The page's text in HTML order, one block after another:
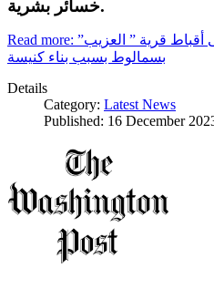
خسائر بشرية.
Read more: اعتداءات على أقباط قرية ” العزيب”
بسمالوط بسبب بناء كنيسة
Details
Category: Latest News
Published: 16 December